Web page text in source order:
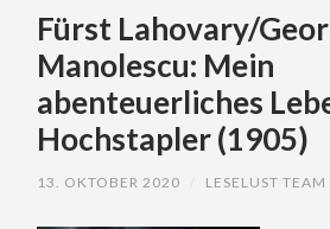
CONTENTFürst Lahovary/
Manolescu: Mein
abenteuerliches
Hochstapler (1905)
13. OKTOBER 2020 LESELUST TEAM